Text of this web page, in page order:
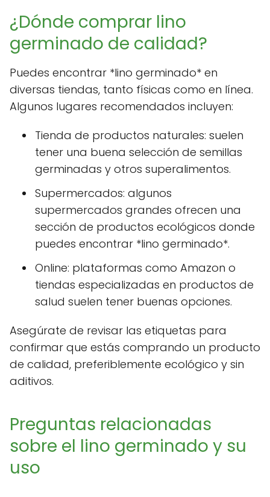
¿Dónde comprar lino
germinado de calidad?
Puedes encontrar *lino germinado* en
diversas tiendas, tanto físicas como en línea.
Algunos lugares recomendados incluyen:
Tienda de productos naturales: suelen
tener una buena selección de semillas
germinadas y otros superalimentos.
Supermercados: algunos
supermercados grandes ofrecen una
sección de productos ecológicos donde
puedes encontrar *lino germinado*.
Online: plataformas como Amazon o
tiendas especializadas en productos de
salud suelen tener buenas opciones.
Asegúrate de revisar las etiquetas para
confirmar que estás comprando un producto
de calidad, preferiblemente ecológico y sin
aditivos.
Preguntas relacionadas
sobre el lino germinado y su
uso